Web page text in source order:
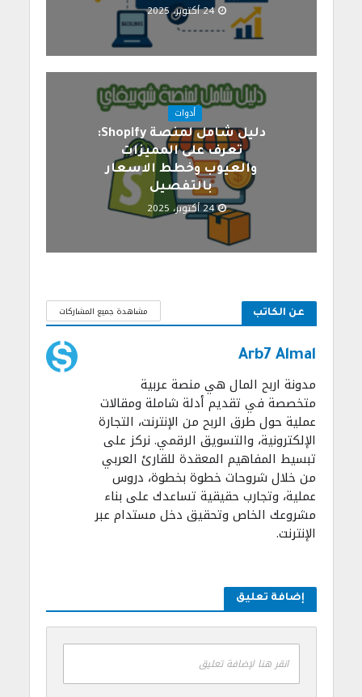
24 أكتوبر، 2025
أدوات
دليل شامل لمنصة Shopify:
تعرف على المميزات
والعيوب وخطط الاسعار
بالتفصيل
24 أكتوبر، 2025
عن الكاتب مشاهدة جميع المشاركات
Arb7 Almal
مدونة اربح المال هي منصة عربية
متخصصة في تقديم أدلة شاملة ومقالات
عملية حول طرق الربح من الإنترنت، التجارة
الإلكترونية، والتسويق الرقمي. نركز على
تبسيط المفاهيم المعقدة للقارئ العربي
من خلال شروحات خطوة بخطوة، دروس
عملية، وتجارب حقيقية تساعدك على بناء
مشروعك الخاص وتحقيق دخل مستدام عبر
الإنترنت.
إضافة تعليق
انقر هنا لإضافة تعليق